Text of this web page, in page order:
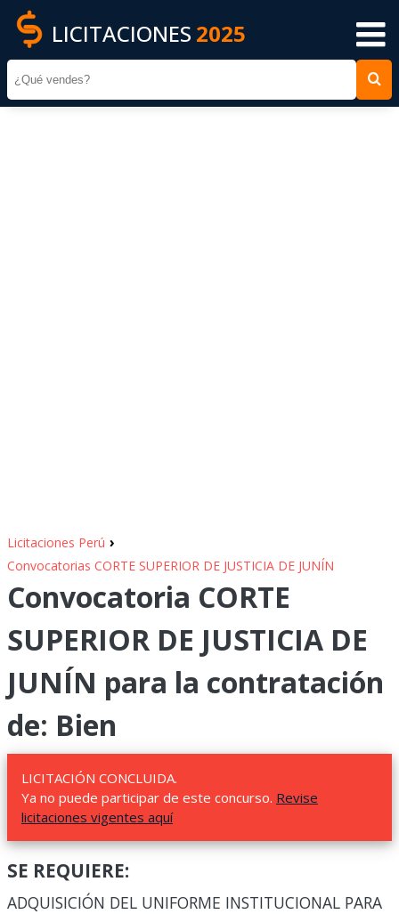
LICITACIONES 2025
Licitaciones Perú ›
Convocatorias CORTE SUPERIOR DE JUSTICIA DE JUNÍN
Convocatoria CORTE
SUPERIOR DE JUSTICIA DE
JUNÍN para la contratación
de: Bien
LICITACIÓN CONCLUIDA.
Ya no puede participar de este concurso. Revise
licitaciones vigentes aquí
SE REQUIERE:
ADQUISICIÓN DEL UNIFORME INSTITUCIONAL PARA